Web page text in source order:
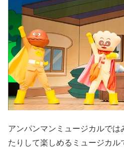
アンパンマンミュージカルでは
たりして楽しめるミュージカル